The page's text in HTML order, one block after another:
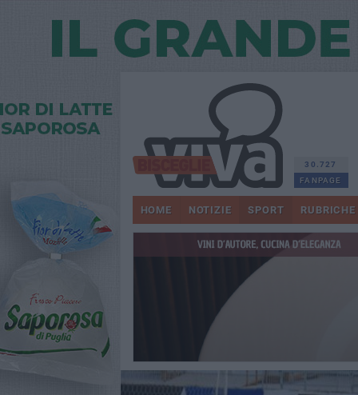
30.727
FANPAGE
HOME NOTIZIE SPORT RUBRICHE